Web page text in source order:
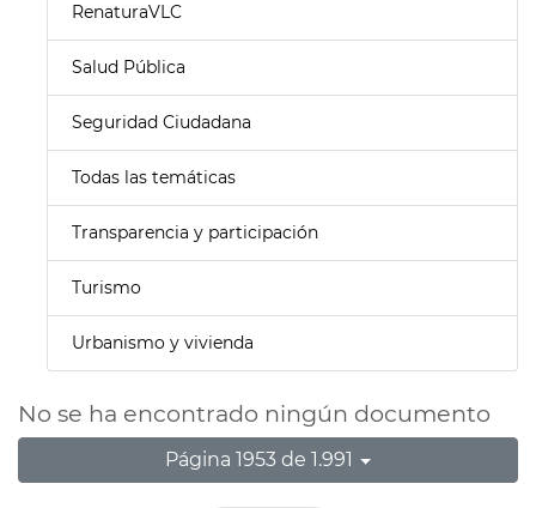
RenaturaVLC
Salud Pública
Seguridad Ciudadana
Todas las temáticas
Transparencia y participación
Turismo
Urbanismo y vivienda
No se ha encontrado ningún documento
Página 1953 de 1.991